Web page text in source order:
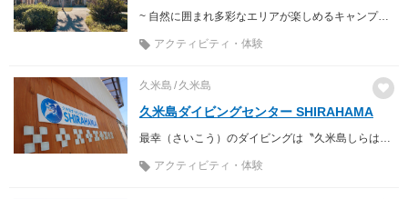
~ 自然に囲まれ多彩なエリアが楽しめるキャンプ場 ~
アクティビティ・体験
久米島 久米島
久米島ダイビングセンター SHIRAHAMA
アクティビティ・体験